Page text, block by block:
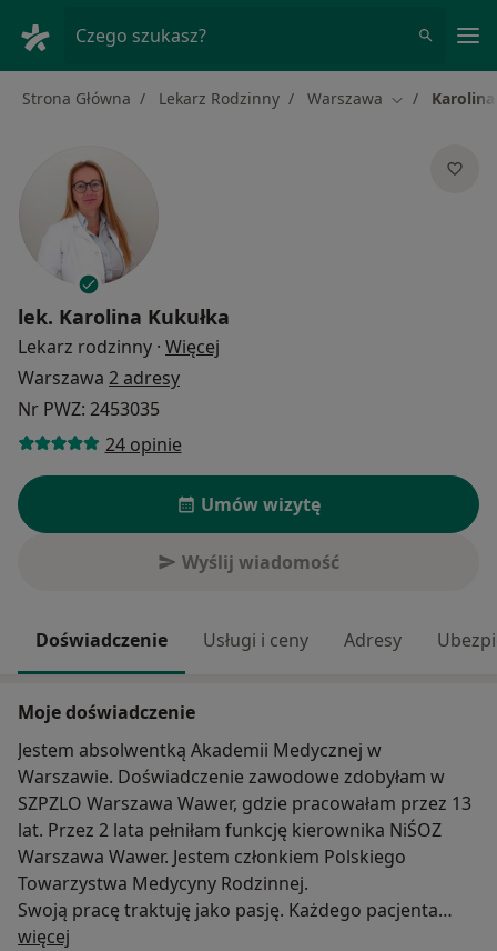
Czego szukasz?
Strona Główna Lekarz Rodzinny Warszawa Zmień miasto
lek. Karolina Kukułka
Lekarz rodzinny · Więcej
Warszawa 2 adresy
Nr PWZ: 2453035
24 opinie
Umów wizytę
Wyślij wiadomość
Doświadczenie Usługi i ceny Adresy
Moje doświadczenie
Jestem absolwentką Akademii Medycznej w
Warszawie. Doświadczenie zawodowe zdobyłam w
SZPZLO Warszawa Wawer, gdzie pracowałam przez 13
lat. Przez 2 lata pełniłam funkcję kierownika NiŚOZ
Warszawa Wawer. Jestem członkiem Polskiego
Towarzystwa Medycyny Rodzinnej.
Swoją pracę traktuję jako pasję. Każdego pacjenta
traktuje indywidualnie i holistycznie.
więcej